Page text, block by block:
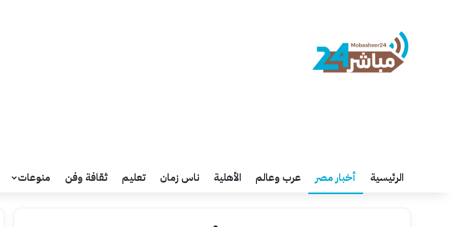
الرئيسية أخبار مصر عرب وعالم الأهلية ناس زمان تعليم ثقافة وفن منوعات